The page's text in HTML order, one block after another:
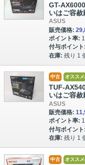
GT-
いはご容赦
ASUS
販売価格:
ポイント率:
付与ポイント:
在庫: 残り 1
中古 オスス
TUF-
いはご容赦
ASUS
販売価格:
ポイント率:
付与ポイント:
在庫: 残り 1
中古 オスス